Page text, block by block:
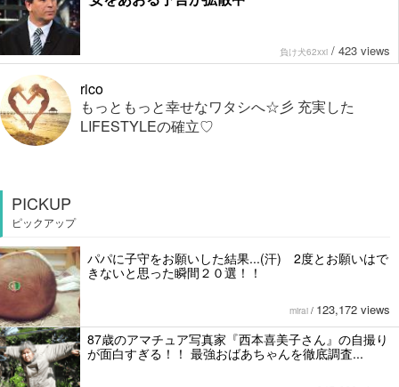
負け犬62xxi / 423 views
rico
もっともっと幸せなワタシへ☆彡 充実した
LIFESTYLEの確立♡
PICKUP
ピックアップ
パパに子守をお願いした結果...(汗) 2度とお願いはで
きないと思った瞬間２０選！！
mirai / 123,172 views
87歳のアマチュア写真家『西本喜美子さん』の自撮り
が面白すぎる！！ 最強おばあちゃんを徹底調査...